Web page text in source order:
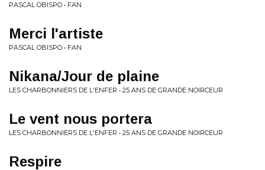
PASCAL OBISPO • FAN
Merci l'artiste
PASCAL OBISPO • FAN
Nikana/Jour de plaine
LES CHARBONNIERS DE L'ENFER • 25 ANS DE GRANDE NOIRCEUR
Le vent nous portera
LES CHARBONNIERS DE L'ENFER • 25 ANS DE GRANDE NOIRCEUR
Respire